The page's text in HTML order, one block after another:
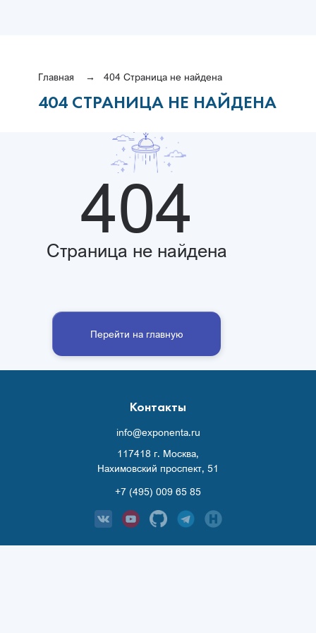
Главная 404 Страница не найдена
404 СТРАНИЦА НЕ НАЙДЕНА
404
Страница не найдена
Перейти на главную
Контакты
info@exponenta.ru
117418 г. Москва,
Нахимовский проспект, 51
+7 (495) 009 65 85